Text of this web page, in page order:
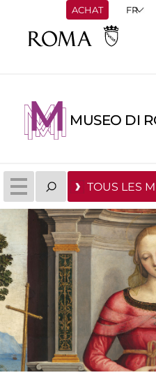
ACHAT
MUSEO DI
TOUS LES